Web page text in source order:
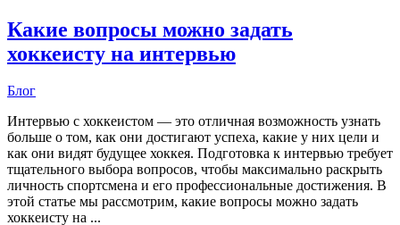
Какие вопросы можно задать
хоккеисту на интервью
Блог
Интервью с хоккеистом — это отличная возможность узнать
больше о том, как они достигают успеха, какие у них цели и
как они видят будущее хоккея. Подготовка к интервью требует
тщательного выбора вопросов, чтобы максимально раскрыть
личность спортсмена и его профессиональные достижения. В
этой статье мы рассмотрим, какие вопросы можно задать
хоккеисту на ...